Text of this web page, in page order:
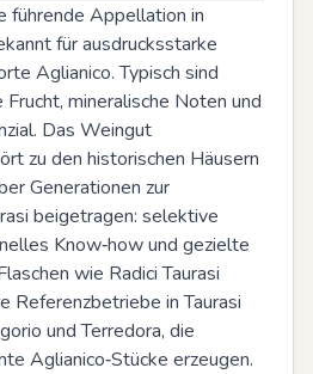
führende Appellation in
für ausdrucksstarke
Aglianico. Typisch sind
mineralische Noten und
Das Weingut
zu den historischen Häusern
Generationen zur
beigetragen: selektive
Know‑how und gezielte
wie Radici Taurasi
Referenzbetriebe in Taurasi
und Terredora, die
Aglianico‑Stücke erzeugen.